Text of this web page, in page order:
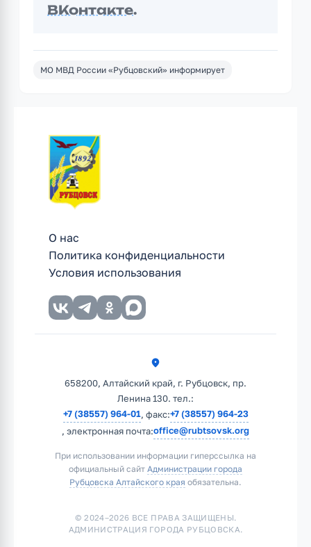
ВКонтакте.
МО МВД России «Рубцовский» информирует
О нас
Политика конфиденциальности
Условия использования
658200, Алтайский край, г. Рубцовск, пр.
Ленина 130. тел.:
+7 (38557) 964-01, факс:+7 (38557) 964-23
, электронная почта:office@rubtsovsk.org
При использовании информации гиперссылка на
официальный сайт Администрации города
Рубцовска Алтайского края обязательна.
© 2024–2026 ВСЕ ПРАВА ЗАЩИЩЕНЫ.
АДМИНИСТРАЦИЯ ГОРОДА РУБЦОВСКА.